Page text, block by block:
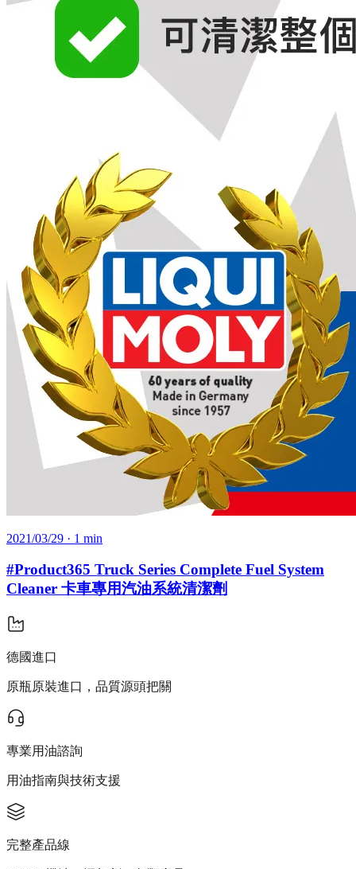
2021/03/29 · 1 min
#Product365 Truck Series Complete Fuel System
Cleaner 卡車專用汽油系統清潔劑
德國進口
原瓶原裝進口，品質源頭把關
專業用油諮詢
用油指南與技術支援
完整產品線